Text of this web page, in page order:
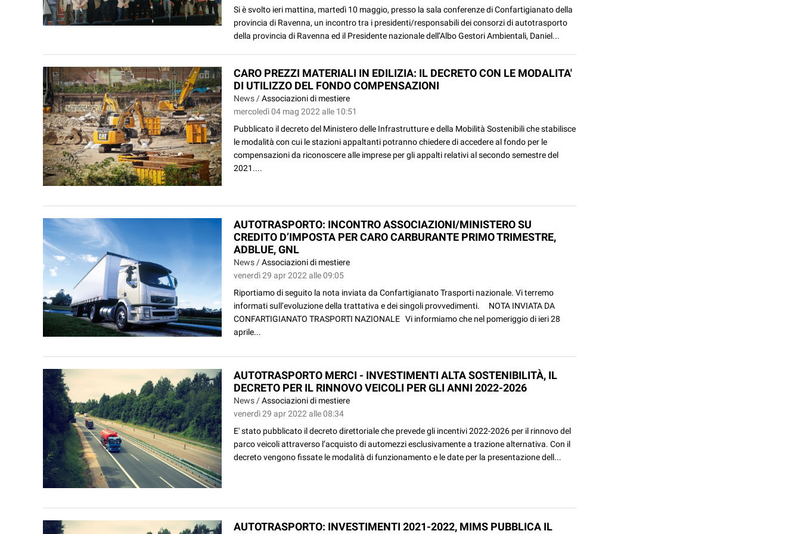
Si è svolto ieri mattina, martedì 10 maggio, presso la sala conferenze di Confartigianato della
provincia di Ravenna, un incontro tra i presidenti/responsabili dei consorzi di autotrasporto
della provincia di Ravenna ed il Presidente nazionale dell’Albo Gestori Ambientali, Daniel...
CARO PREZZI MATERIALI IN EDILIZIA: IL DECRETO CON LE MODALITA'
DI UTILIZZO DEL FONDO COMPENSAZIONI
News /Associazioni di mestiere
mercoledì 04 mag 2022 alle 10:51
Pubblicato il decreto del Ministero delle Infrastrutture e della Mobilità Sostenibili che stabilisce
le modalità con cui le stazioni appaltanti potranno chiedere di accedere al fondo per le
compensazioni da riconoscere alle imprese per gli appalti relativi al secondo semestre del
2021....
AUTOTRASPORTO: INCONTRO ASSOCIAZIONI/MINISTERO SU
CREDITO D’IMPOSTA PER CARO CARBURANTE PRIMO TRIMESTRE,
ADBLUE, GNL
News /Associazioni di mestiere
venerdì 29 apr 2022 alle 09:05
Riportiamo di seguito la nota inviata da Confartigianato Trasporti nazionale. Vi terremo
informati sull’evoluzione della trattativa e dei singoli provvedimenti. NOTA INVIATA DA
CONFARTIGIANATO TRASPORTI NAZIONALE Vi informiamo che nel pomeriggio di ieri 28
aprile...
AUTOTRASPORTO MERCI - INVESTIMENTI ALTA SOSTENIBILITÀ, IL
DECRETO PER IL RINNOVO VEICOLI PER GLI ANNI 2022-2026
News /Associazioni di mestiere
venerdì 29 apr 2022 alle 08:34
E' stato pubblicato il decreto direttoriale che prevede gli incentivi 2022-2026 per il rinnovo del
parco veicoli attraverso l’acquisto di automezzi esclusivamente a trazione alternativa. Con il
decreto vengono fissate le modalità di funzionamento e le date per la presentazione dell...
AUTOTRASPORTO: INVESTIMENTI 2021-2022, MIMS PUBBLICA IL